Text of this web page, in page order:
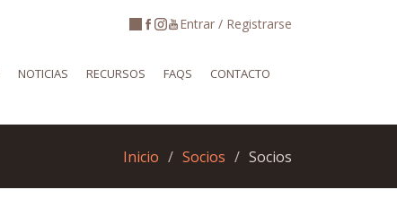
Entrar / Registrarse
NOTICIAS RECURSOS FAQS CONTACTO
Inicio Socios Socios